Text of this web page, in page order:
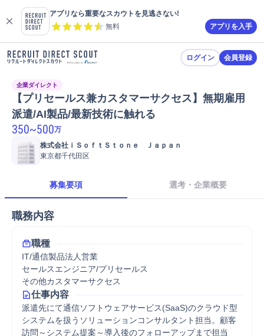
アプリなら重要なスカウトを見逃さない!
無料
アプリを入手
ログイン 会員登録
企業ダイレクト
【プリセールス兼カスタマーサクセス】無期雇用
派遣/AI製品/最新技術に触れる
350~500万
株式会社ｉＳｏｆｔＳｔｏｎｅ　Ｊａｐａｎ
東京都千代田区
募集要項 選考・企業概要
職務内容
職種
IT/通信製品法人営業
セールスエンジニア/プリセールス
その他カスタマーサクセス
仕事内容
派遣先にて通信ソフトウェアサービス(SaaS)のクラウド型
システムを扱うソリューションコンサルタント担当。顧客
訪問～システム提案～導入後のフォローアップまで担当